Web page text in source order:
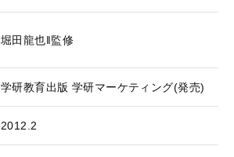
堀田龍也‖監修
学研教育出版 学研マーケティング(発売)
2012.2